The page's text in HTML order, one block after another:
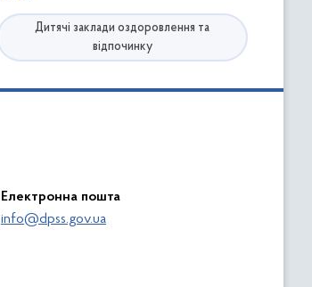
Дитячі заклади оздоровлення та
відпочинку
Електронна пошта
info@dpss.gov.ua